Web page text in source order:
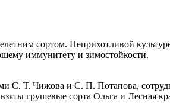
сортом. Неприхотливой
иммунитету и зимостойкости.
С. Т. Чижова и С. П. Потапова,
грушевые сорта Ольга и Лесная